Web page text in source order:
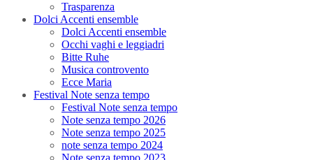
Trasparenza
Dolci Accenti ensemble
Dolci Accenti ensemble
Occhi vaghi e leggiadri
Bitte Ruhe
Musica controvento
Ecce Maria
Festival Note senza tempo
Festival Note senza tempo
Note senza tempo 2026
Note senza tempo 2025
note senza tempo 2024
Note senza tempo 2023